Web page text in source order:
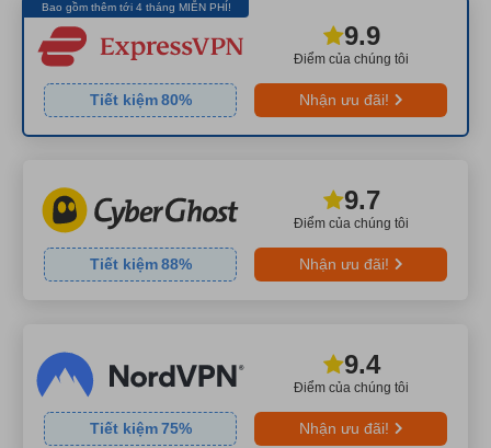
Bao gồm thêm tới 4 tháng MIỄN PHÍ!
Điểm của chúng tôi
9.9
Tiết kiệm 80% Nhận ưu đãi!
Điểm của chúng tôi
9.7
Tiết kiệm 88% Nhận ưu đãi!
Điểm của chúng tôi
9.4
Tiết kiệm 75% Nhận ưu đãi!